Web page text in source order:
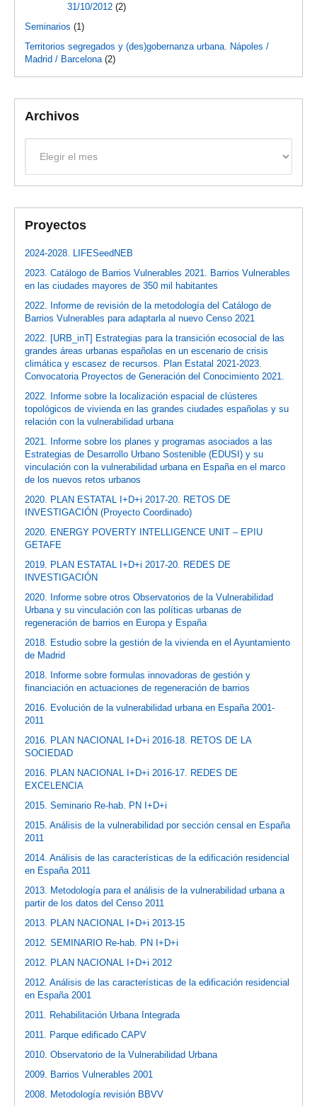
31/10/2012 (2)
Seminarios (1)
Territorios segregados y (des)gobernanza urbana. Nápoles /
Madrid / Barcelona(2)
Archivos
Proyectos
2024-2028. LIFESeedNEB
2023. Catálogo de Barrios Vulnerables 2021. Barrios Vulnerables
en las ciudades mayores de 350 mil habitantes
2022. Informe de revisión de la metodología del Catálogo de
Barrios Vulnerables para adaptarla al nuevo Censo 2021
2022. [URB_inT] Estrategias para la transición ecosocial de las
grandes áreas urbanas españolas en un escenario de crisis
climática y escasez de recursos. Plan Estatal 2021-2023.
Convocatoria Proyectos de Generación del Conocimiento 2021.
2022. Informe sobre la localización espacial de clústeres
topológicos de vivienda en las grandes ciudades españolas y su
relación con la vulnerabilidad urbana
2021. Informe sobre los planes y programas asociados a las
Estrategias de Desarrollo Urbano Sostenible (EDUSI) y su
vinculación con la vulnerabilidad urbana en España en el marco
de los nuevos retos urbanos
2020. PLAN ESTATAL I+D+i 2017-20. RETOS DE
INVESTIGACIÓN (Proyecto Coordinado)
2020. ENERGY POVERTY INTELLIGENCE UNIT – EPIU
GETAFE
2019. PLAN ESTATAL I+D+i 2017-20. REDES DE
INVESTIGACIÓN
2020. Informe sobre otros Observatorios de la Vulnerabilidad
Urbana y su vinculación con las políticas urbanas de
regeneración de barrios en Europa y España
2018. Estudio sobre la gestión de la vivienda en el Ayuntamiento
de Madrid
2018. Informe sobre formulas innovadoras de gestión y
financiación en actuaciones de regeneración de barrios
2016. Evolución de la vulnerabilidad urbana en España 2001-
2011
2016. PLAN NACIONAL I+D+i 2016-18. RETOS DE LA
SOCIEDAD
2016. PLAN NACIONAL I+D+i 2016-17. REDES DE
EXCELENCIA
2015. Seminario Re-hab. PN I+D+i
2015. Análisis de la vulnerabilidad por sección censal en España
2011
2014. Análisis de las características de la edificación residencial
en España 2011
2013. Metodología para el análisis de la vulnerabilidad urbana a
partir de los datos del Censo 2011
2013. PLAN NACIONAL I+D+i 2013-15
2012. SEMINARIO Re-hab. PN I+D+i
2012. PLAN NACIONAL I+D+i 2012
2012. Análisis de las características de la edificación residencial
en España 2001
2011. Rehabilitación Urbana Integrada
2011. Parque edificado CAPV
2010. Observatorio de la Vulnerabilidad Urbana
2009. Barrios Vulnerables 2001
2008. Metodología revisión BBVV